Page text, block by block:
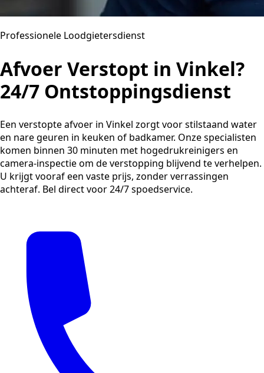
Professionele Loodgietersdienst
Afvoer Verstopt in Vinkel?
24/7 Ontstoppingsdienst
Een verstopte afvoer in Vinkel zorgt voor stilstaand water
en nare geuren in keuken of badkamer. Onze specialisten
komen binnen 30 minuten met hogedrukreinigers en
camera-inspectie om de verstopping blijvend te verhelpen.
U krijgt vooraf een vaste prijs, zonder verrassingen
achteraf. Bel direct voor 24/7 spoedservice.